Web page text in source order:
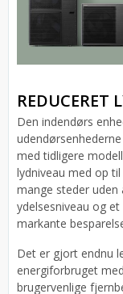
REDUCERET
Den indendørs
med tidligere
lydniveau med op
mange steder
ydelsesniveau og
markante
Det er gjort endnu
energiforbruget
brugervenlige